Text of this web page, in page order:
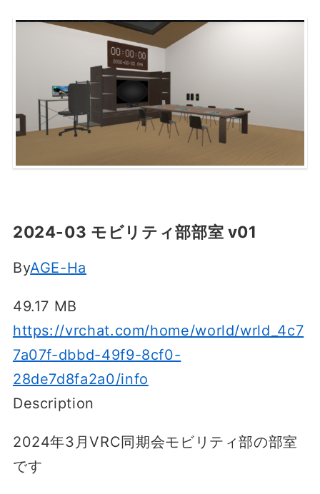
2024-03 モビリティ部部室 v01
ByAGE-Ha
49.17 MB
https://vrchat.com/home/world/wrld_4c7
7a07f-dbbd-49f9-8cf0-
28de7d8fa2a0/info
Description
2024年3月VRC同期会モビリティ部の部室
です